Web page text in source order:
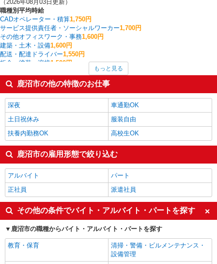
（2026年08月03日更新）
職種別平均時給
CADオペレーター・積算1,750円
サービス提供責任者・ソーシャルワーカー1,700円
その他オフィスワーク・事務1,600円
建築・土木・設備1,600円
配送・配達ドライバー1,550円
板金・塗装・溶接1,500円
研究開発・分析評価 1,500円
その他介護・福祉1,456円
看護師・保健師・看護助手・助産師1,416円
鹿沼市の他の職種の平均時給を見る
もっと見る
鹿沼市の他の特徴のお仕事
深夜
車通勤OK
土日祝休み
服装自由
扶養内勤務OK
高校生OK
鹿沼市の雇用形態で絞り込む
アルバイト
パート
正社員
派遣社員
その他の条件でバイト・アルバイト・パートを探す
鹿沼市の職種からバイト・アルバイト・パートを探す
教育・保育
清掃・警備・ビルメンテナンス・
設備管理